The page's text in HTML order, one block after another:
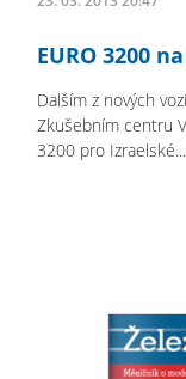
EURO 3200
Dalším z nových
Zkušebním centru
3200 pro Izraelské...